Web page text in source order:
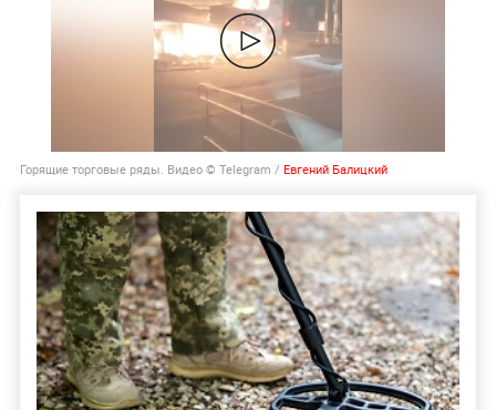
Горящие торговые ряды. Видео © Telegram / Евгений Балицкий